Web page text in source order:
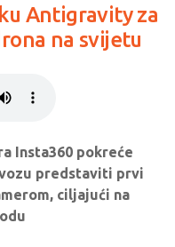
Antigravity za
na svijetu
Insta360 pokreće
predstaviti prvi
ciljajući na